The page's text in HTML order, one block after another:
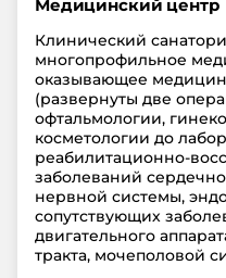
Медицинский центр
Клинический
многопрофильное
оказывающее
(развернуты две
офтальмологии,
косметологии до
реабилитационно-
заболеваний
нервной системы,
сопутствующих
двигательного
тракта, мочеполовой